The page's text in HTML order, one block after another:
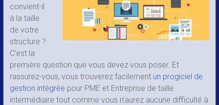
convient-il
à la taille
de votre
structure ?
C’est la
première question que vous devez vous poser. Et
rassurez-vous, vous trouverez facilement un progiciel de
gestion intégrée pour PME et Entreprise de taille
intermédiaire tout comme vous n’aurez aucune difficulté à